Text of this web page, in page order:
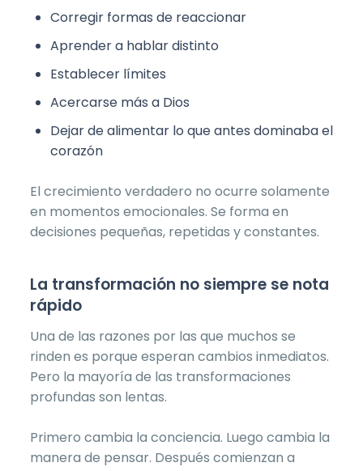
Corregir formas de reaccionar
Aprender a hablar distinto
Establecer límites
Acercarse más a Dios
Dejar de alimentar lo que antes dominaba el
corazón
El crecimiento verdadero no ocurre solamente
en momentos emocionales. Se forma en
decisiones pequeñas, repetidas y constantes.
La transformación no siempre se nota
rápido
Una de las razones por las que muchos se
rinden es porque esperan cambios inmediatos.
Pero la mayoría de las transformaciones
profundas son lentas.
Primero cambia la conciencia. Luego cambia la
manera de pensar. Después comienzan a